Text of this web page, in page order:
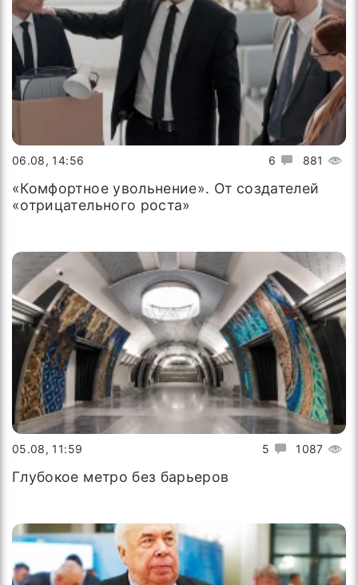
6 881
06.08, 14:56
«Комфортное увольнение». От создателей
«отрицательного роста»
5 1087
05.08, 11:59
Глубокое метро без барьеров